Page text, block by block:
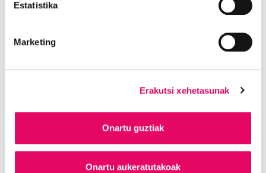
Estatistika
Marketing
Erakutsi xehetasunak
Onartu guztiak
Onartu aukeratutakoak
Nagusiko Lan Arloko Salak % 40ko errekargua ezarri
du lanbide-istripuak eragindako prestazio
ekonomikoen gainean